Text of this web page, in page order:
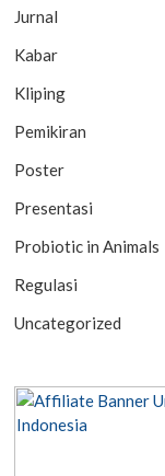
Jurnal
Kabar
Kliping
Pemikiran
Poster
Presentasi
Probiotic in Animals
Regulasi
Uncategorized